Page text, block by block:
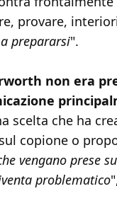
provare,
prepararsi".
non era
scelta che ha
copione o
vengano prese
problematico